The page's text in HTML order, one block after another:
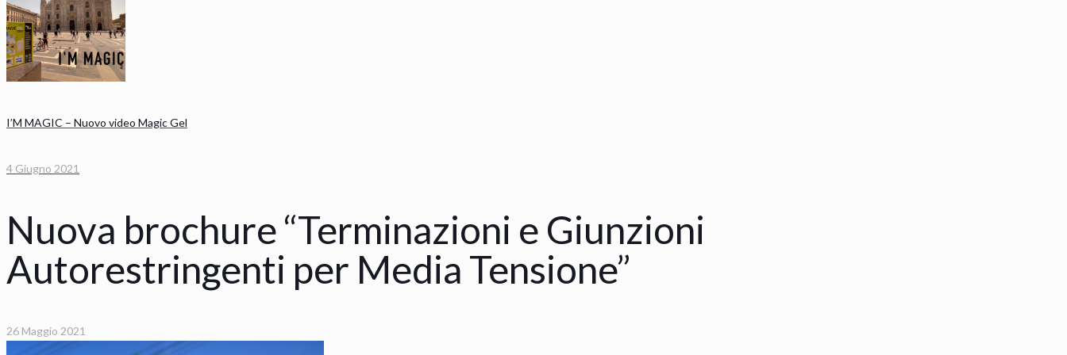
I’M MAGIC – Nuovo video Magic Gel
4 Giugno 2021
Nuova brochure “Terminazioni e Giunzioni
Autorestringenti per Media Tensione”
26 Maggio 2021